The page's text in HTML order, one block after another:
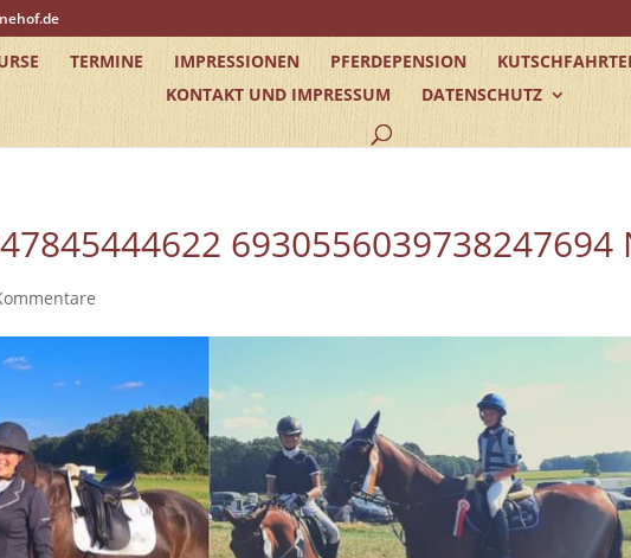
TERMINE IMPRESSIONEN PFERDEPENSION
KONTAKT UND IMPRESSUM
DATENSCHUTZ
6930556039738247694